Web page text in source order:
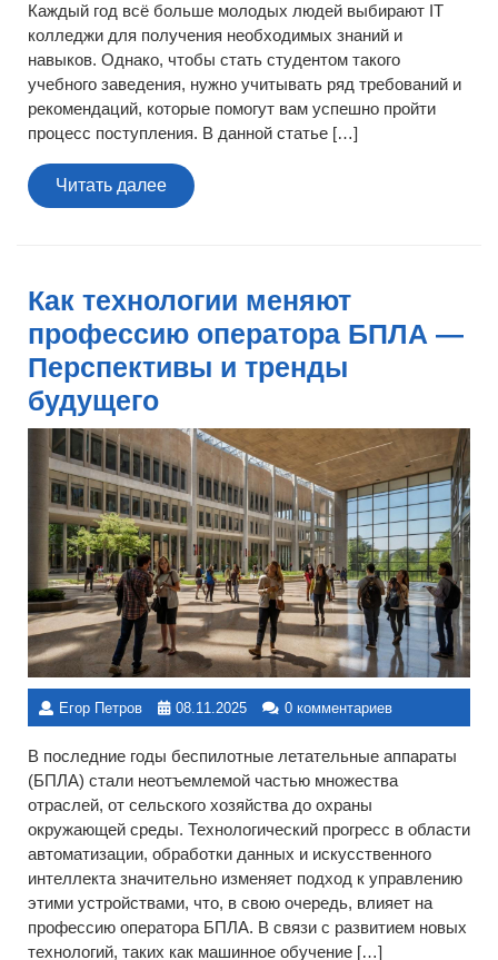
Каждый год всё больше молодых людей выбирают IT
колледжи для получения необходимых знаний и
навыков. Однако, чтобы стать студентом такого
учебного заведения, нужно учитывать ряд требований и
рекомендаций, которые помогут вам успешно пройти
процесс поступления. В данной статье […]
Читать далееЧитать
далее
Как технологии меняют
профессию оператора БПЛА —
Перспективы и тренды
будущего
Егор Петров 08.11.2025 0 комментариев
В последние годы беспилотные летательные аппараты
(БПЛА) стали неотъемлемой частью множества
отраслей, от сельского хозяйства до охраны
окружающей среды. Технологический прогресс в области
автоматизации, обработки данных и искусственного
интеллекта значительно изменяет подход к управлению
этими устройствами, что, в свою очередь, влияет на
профессию оператора БПЛА. В связи с развитием новых
технологий, таких как машинное обучение […]